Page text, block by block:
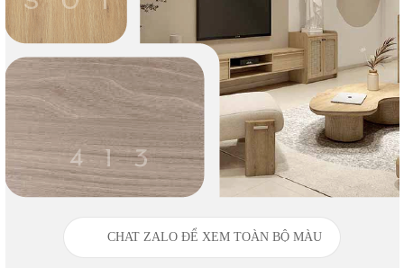
CHAT ZALO ĐỂ XEM TOÀN BỘ MÀU